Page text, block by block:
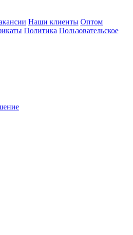
Наши клиенты Оптом
Политика Пользовательское